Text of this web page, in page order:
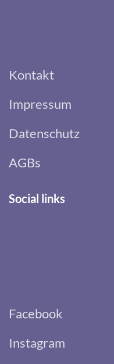
Kontakt
Impressum
Datenschutz
AGBs
Social links
Facebook
Instagram